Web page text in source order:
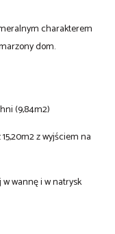
charakterem
dom.
(9,84m2)
z wyjściem na
w wannę i w natrysk